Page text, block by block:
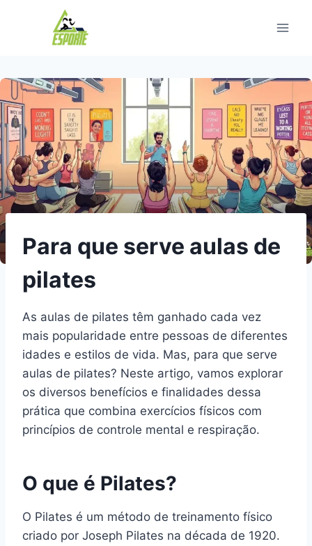
Para que serve aulas de
pilates
As aulas de pilates têm ganhado cada vez
mais popularidade entre pessoas de diferentes
idades e estilos de vida. Mas, para que serve
aulas de pilates? Neste artigo, vamos explorar
os diversos benefícios e finalidades dessa
prática que combina exercícios físicos com
princípios de controle mental e respiração.
O que é Pilates?
O Pilates é um método de treinamento físico
criado por Joseph Pilates na década de 1920.